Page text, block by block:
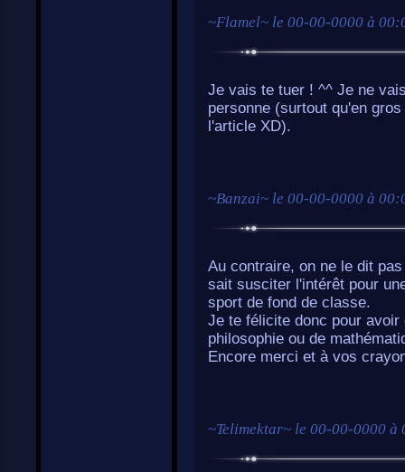
~Flamel~ le 00-00-0000 à
Je vais te tuer ! ^^ Je ne
personne (surtout qu'en
l'article XD).
~Banzai~ le 00-00-0000 à
Au contraire, on ne le dit
sait susciter l'intérêt pour
sport de fond de classe.
Je te félicite donc pour
philosophie ou de
Encore merci et à vos
~Telimektar~ le 00-00-0000 à